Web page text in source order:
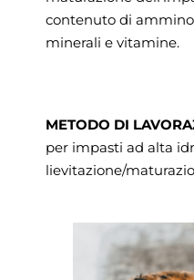
contenuto di
minerali e vitamine.
METODO DI
per impasti ad alta
lievitazione/